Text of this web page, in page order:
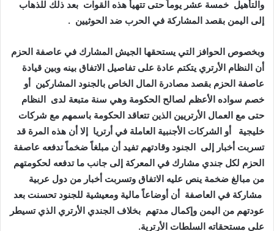
والتأهيل خمسة عشر يوماً حتى تتهيأ هذه القوات بعد ذلك للذهاب
إلى اليمن بقصد المشاركة في الحرب ضد الحوثيين .
وبخصوص الحوافز التي يستحقها الجيش المشارك في عاصفة الحزم
أن النظام الأرتري يتكتم عادة على تفاصيل الاتفاق بينه وبين قيادة
عاصفة الحزم بقصد مصادرة المال الخاص بالجنود المشاركين أو
خصم سواده الأعظم لصالح الحكومة وهي سنة متبعة لدى النظام
حتى مع العمال الأرتريين الذين تتعاقد الحكومة باسمهم مع شركات
خليجية أو الشركات الأجنبية العاملة في أرتريا إلا أن هذه المرة قد
تسربت أخبار إلى الجنود وقادتهم تفيد أن مبلغاً ضخماً تدفعه عاصفة
الحزم لكل جندي مشارك في المعركة إلى جانب ما تدفعه لحكومتهم
من مبالغ ضخمة ينص عليه الاتفاق وتسربت أخبار من دول عربية
مشاركة في العاصفة أن أوضاعاً مالية ومعيشية للجنود تحسنت بعد
عودتهم من اليمن وإكمال مدتهم بخلاف الجندي الأرتري الذي تسيطر
على مستحقاته السلطات الأرترية.